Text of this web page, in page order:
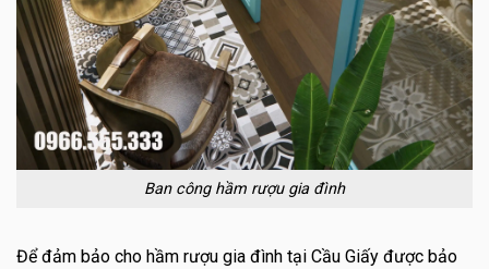
Ban công hầm rượu gia đình
Để đảm bảo cho hầm rượu gia đình tại Cầu Giấy được bảo